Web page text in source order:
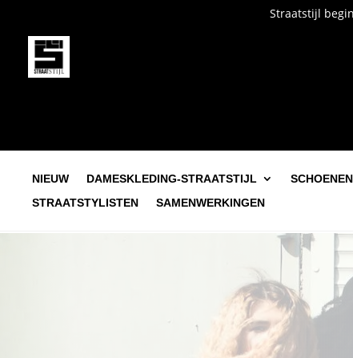
Straatstijl begint bij jou.
NIEUW DAMESKLEDING-STRAATSTIJL
STRAATSTYLISTEN
SAMENWERKINGEN